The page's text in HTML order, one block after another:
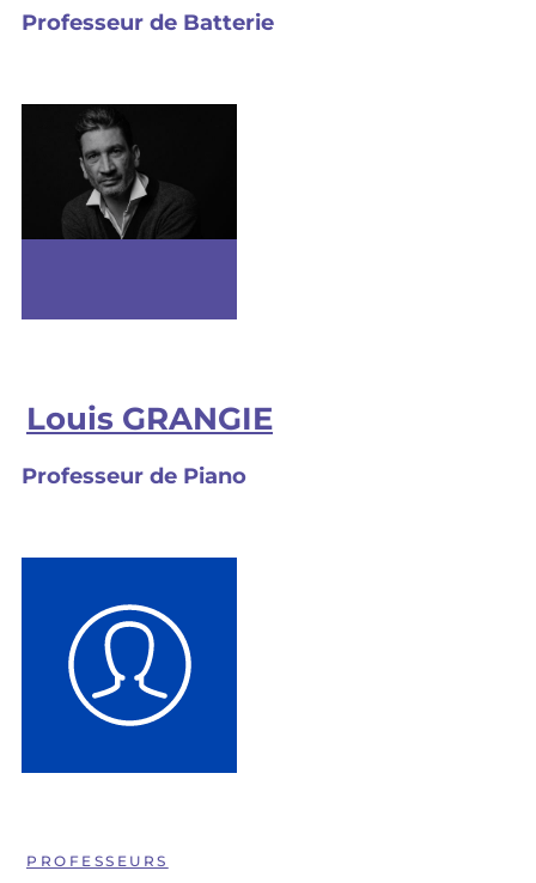
Professeur de Batterie
Louis GRANGIE
Professeur de Piano
PROFESSEURS